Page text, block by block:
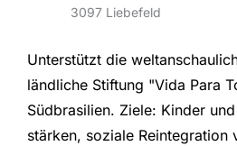
3097 Liebefeld
Unterstützt die
ländliche Stiftung "Vida Para
Südbrasilien. Ziele: Kinder
stärken, soziale Reintegration